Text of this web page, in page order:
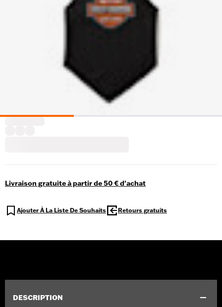
Livraison gratuite à partir de 50 € d'achat
Ajouter À La Liste De Souhaits Retours gratuits
DESCRIPTION